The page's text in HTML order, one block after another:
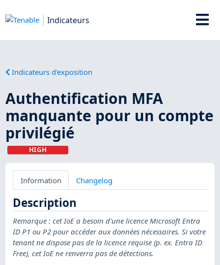
Indicateurs
Indicateurs d'exposition
Authentification MFA
manquante pour un compte
privilégié
HIGH
Information Changelog
Description
Remarque : cet IoE a besoin d'une licence Microsoft Entra
ID P1 ou P2 pour accéder aux données nécessaires. Si votre
tenant ne dispose pas de la licence requise (p. ex. Entra ID
Free), cet IoE ne renverra pas de détections.